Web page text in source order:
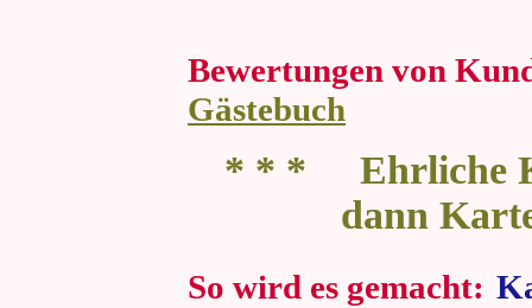
Bewertungen von
Gästebuch
* * * Ehrliche
dann
So wird es gemacht: